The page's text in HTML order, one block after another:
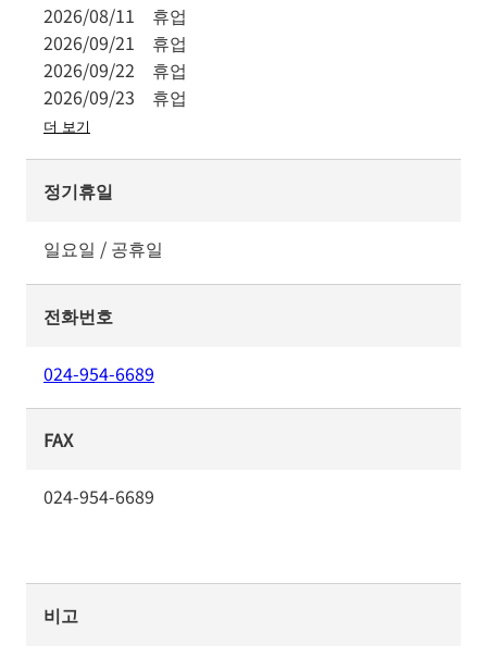
2026/08/11 휴업
2026/09/21 휴업
2026/09/22 휴업
2026/09/23 휴업
더 보기
정기휴일
일요일 / 공휴일
전화번호
024-954-6689
FAX
024-954-6689
비고